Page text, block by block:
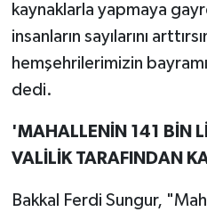
kaynaklarla yapmaya
insanların sayılarını
hemşehrilerimizin
dedi.
'MAHALLENİN 141 BİN
VALİLİK TARAFINDAN
Bakkal Ferdi Sungur,